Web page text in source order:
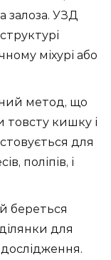
залоза. УЗД
міхурі або
метод, що
товсту кишку і
для
поліпів, і
береться
для